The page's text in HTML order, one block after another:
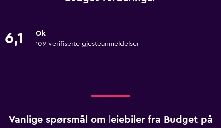
6,1 Ok
109 verifiserte gjesteanmeldelser
Vanlige spørsmål om leiebiler fra Budget på